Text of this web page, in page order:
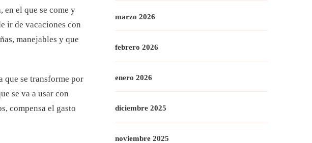
en el que se come y
ir de vacaciones con
manejables y que
que se transforme por
se va a usar con
compensa el gasto
marzo 2026
febrero 2026
enero 2026
diciembre 2025
noviembre 2025